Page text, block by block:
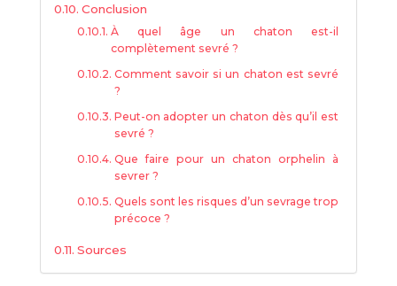
Conclusion
À quel âge un chaton est-il
complètement sevré ?
Comment savoir si un chaton est sevré
?
Peut-on adopter un chaton dès qu’il est
sevré ?
Que faire pour un chaton orphelin à
sevrer ?
Quels sont les risques d’un sevrage trop
précoce ?
Sources